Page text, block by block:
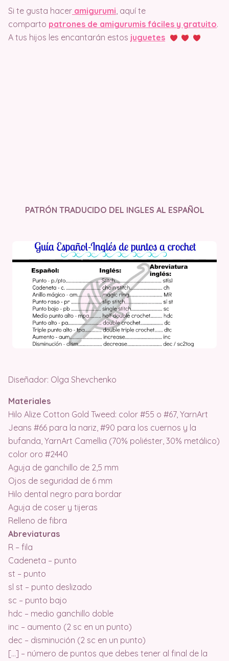
Si te gusta hacer amigurumi, aquí te
comparto patrones de amigurumis fáciles y gratuito.
A tus hijos les encantarán estos juguetes
PATRÓN TRADUCIDO DEL INGLES AL ESPAÑOL
Diseñador: Olga Shevchenko
Materiales
Hilo Alize Cotton Gold Tweed: color #55 o #67, YarnArt
Jeans #66 para la nariz, #90 para los cuernos y la
bufanda, YarnArt Camellia (70% poliéster, 30% metálico)
color oro #2440
Aguja de ganchillo de 2,5 mm
Ojos de seguridad de 6 mm
Hilo dental negro para bordar
Aguja de coser y tijeras
Relleno de fibra
Abreviaturas
R – fila
Cadeneta – punto
st – punto
sl st – punto deslizado
sc – punto bajo
hdc – medio ganchillo doble
inc – aumento (2 sc en un punto)
dec – disminución (2 sc en un punto)
[…] – número de puntos que debes tener al final de la